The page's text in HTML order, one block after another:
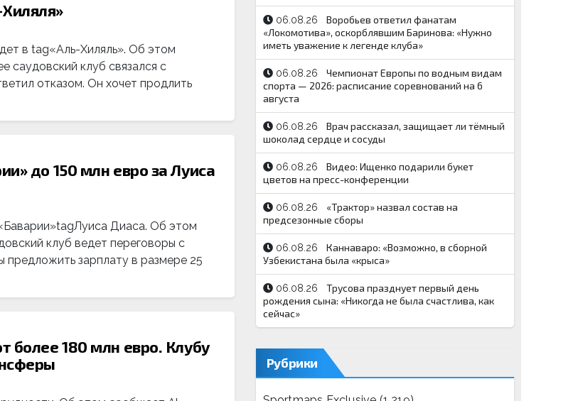
в tag«Аль-Хиляль». Об этом
саудовский клуб связался с
отказом. Он хочет продлить
до 150 млн евро за Луиса
Диаса. Об этом
клуб ведет переговоры с
предложить зарплату в размере 25
более 180 млн евро. Клубу
06.08.26
Воробьев ответил фанатам
«Локомотива», оскорблявшим Баринова: «Нужно
иметь уважение к легенде клуба»
06.08.26
Чемпионат Европы по водным видам
спорта — 2026: расписание соревнований на 6
августа
06.08.26
Врач рассказал, защищает ли тёмный
шоколад сердце и сосуды
06.08.26
Видео: Ищенко подарили букет
цветов на пресс-конференции
06.08.26
«Трактор» назвал состав на
предсезонные сборы
06.08.26
Каннаваро: «Возможно, в сборной
Узбекистана была «крыса»
06.08.26
Трусова празднует первый день
рождения сына: «Никогда не была счастлива, как
сейчас»
Рубрики